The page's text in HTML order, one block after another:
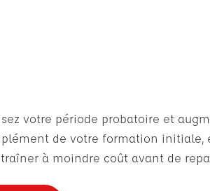
votre période probatoire et
de votre formation initiale,
à moindre coût avant de